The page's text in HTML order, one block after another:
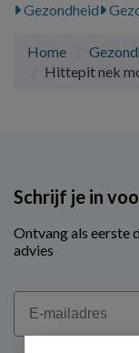
Gezondheid
Home
Hittepit nek
Schrijf je in
Ontvang als eerste
advies
Email